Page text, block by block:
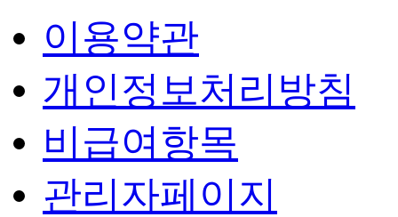
이용약관
개인정보처리방침
비급여항목
관리자페이지